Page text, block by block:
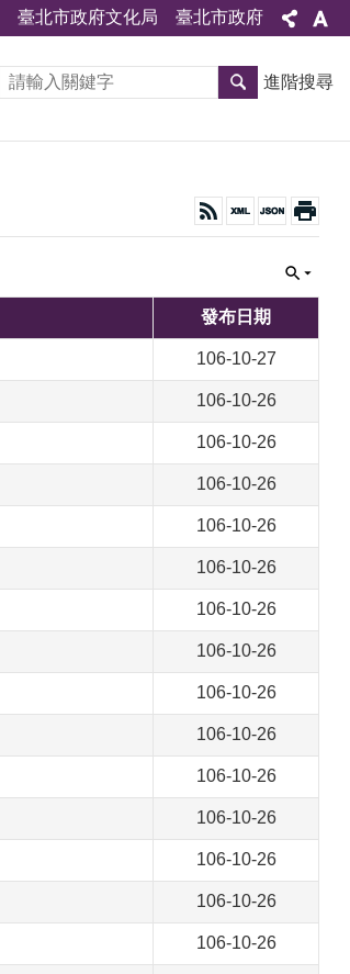
臺北市政府文化局 臺北市政府
進階搜尋
發布日期
106-10-27
106-10-26
106-10-26
106-10-26
106-10-26
106-10-26
106-10-26
106-10-26
106-10-26
106-10-26
106-10-26
106-10-26
106-10-26
106-10-26
106-10-26